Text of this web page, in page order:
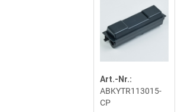
Art.-Nr.:
ABKYTR113015-
CP